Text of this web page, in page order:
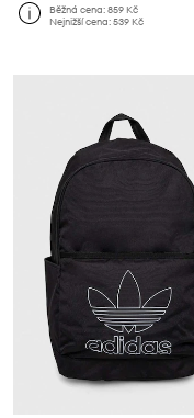
Běžná cena:859 Kč
Nejnižší cena:539 Kč